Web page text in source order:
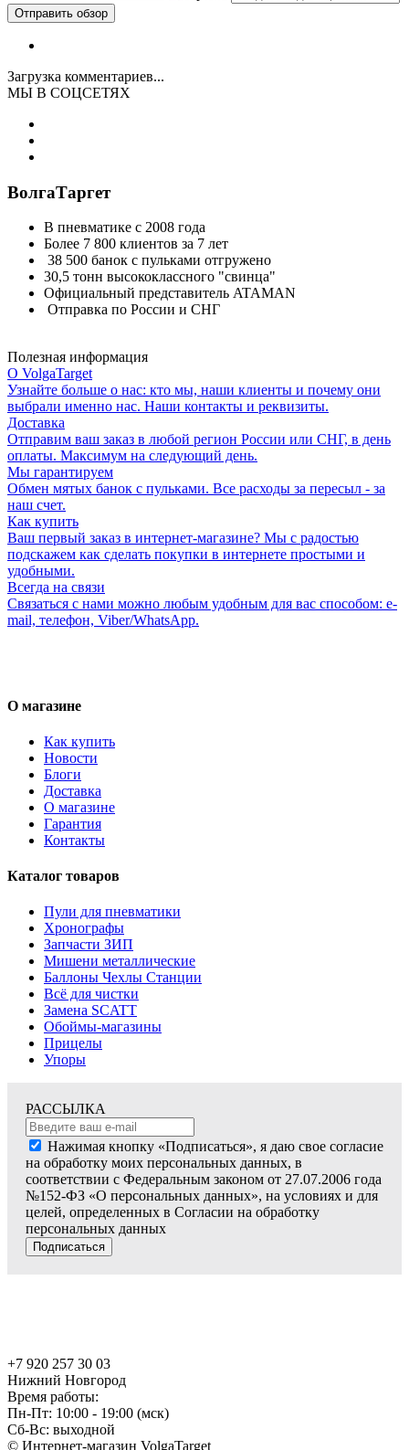
Загрузка комментариев...
МЫ В СОЦСЕТЯХ
ВолгаТаргет
В пневматике с 2008 года
Более 7 800 клиентов за 7 лет
38 500 банок с пульками отгружено
30,5 тонн высококлассного "свинца"
Официальный представитель ATAMAN
Отправка по России и СНГ
Полезная информация
О VolgaTarget
Узнайте больше о нас: кто мы, наши клиенты и почему они
выбрали именно нас. Наши контакты и реквизиты.
Доставка
Отправим ваш заказ в любой регион России или СНГ, в день
оплаты. Максимум на следующий день.
Мы гарантируем
Обмен мятых банок с пульками. Все расходы за пересыл - за
наш счет.
Как купить
Ваш первый заказ в интернет-магазине? Мы с радостью
подскажем как сделать покупки в интернете простыми и
удобными.
Всегда на связи
Связаться с нами можно любым удобным для вас способом: e-
mail, телефон, Viber/WhatsApp.
О магазине
Как купить
Новости
Блоги
Доставка
О магазине
Гарантия
Контакты
Каталог товаров
Пули для пневматики
Хронографы
Запчасти ЗИП
Мишени металлические
Баллоны Чехлы Станции
Всё для чистки
Замена SCATT
Обоймы-магазины
Прицелы
Упоры
РАССЫЛКА
Нажимая кнопку «Подписаться», я даю свое согласие
на обработку моих персональных данных, в
соответствии с Федеральным законом от 27.07.2006 года
№152-ФЗ «О персональных данных», на условиях и для
целей, определенных в Согласии на обработку
персональных данных
Подписаться
+7 920 257 30 03
Нижний Новгород
Время работы:
Пн-Пт: 10:00 - 19:00 (мск)
Сб-Вс: выходной
© Интернет-магазин VolgaTarget